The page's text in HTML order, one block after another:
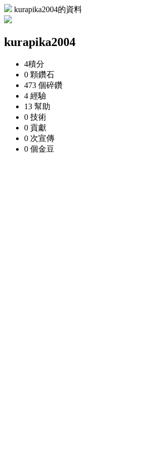
kurapika2004的資料
kurapika2004
4積分
0 顆鑽石
473 個碎鑽
4 經驗
13 幫助
0 技術
0 貢獻
0 次宣傳
0 個金豆